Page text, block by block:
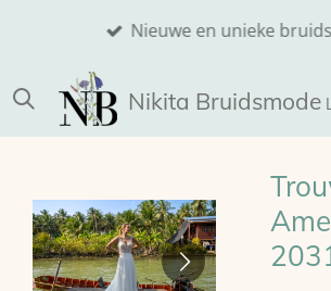
de
hoofdinhoud
Nikita Bruidsmode
Nieuwe en unieke